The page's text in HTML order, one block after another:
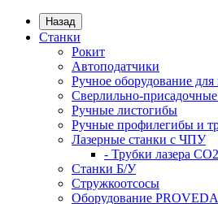
Назад
Станки
Рокит
Автоподатчики
Ручное оборудование
Сверлильно-присадочные
Ручные листогибы
Ручные профилегибы и
Лазерные станки с ЧПУ
- Трубки лазера CO2
Станки Б/У
Стружкоотсосы
Оборудование